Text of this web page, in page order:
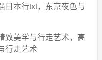
日本行txt，东京夜色与
致美学与行走艺术，高
行走艺术